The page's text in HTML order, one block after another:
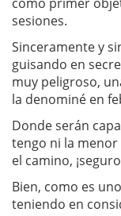
sesiones.
Sinceramente y
guisando en
muy peligroso,
la denominé en
Donde serán
tengo ni la menor
el camino,
Bien, como es
teniendo en